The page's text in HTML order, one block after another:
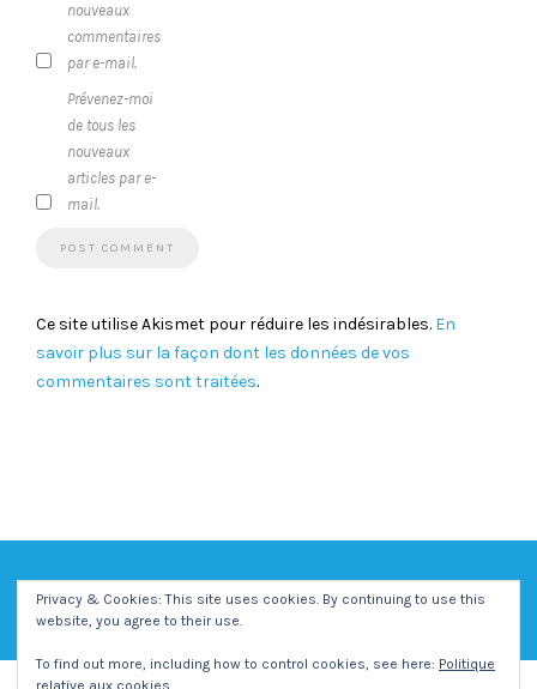
nouveaux
commentaires
par e-mail.
Prévenez-moi
de tous les
nouveaux
articles par e-
mail.
Ce site utilise Akismet pour réduire les indésirables. En
savoir plus sur la façon dont les données de vos
commentaires sont traitées.
Privacy & Cookies: This site uses cookies. By continuing to use this
website, you agree to their use.
To find out more, including how to control cookies, see here: Politique
relative aux cookies